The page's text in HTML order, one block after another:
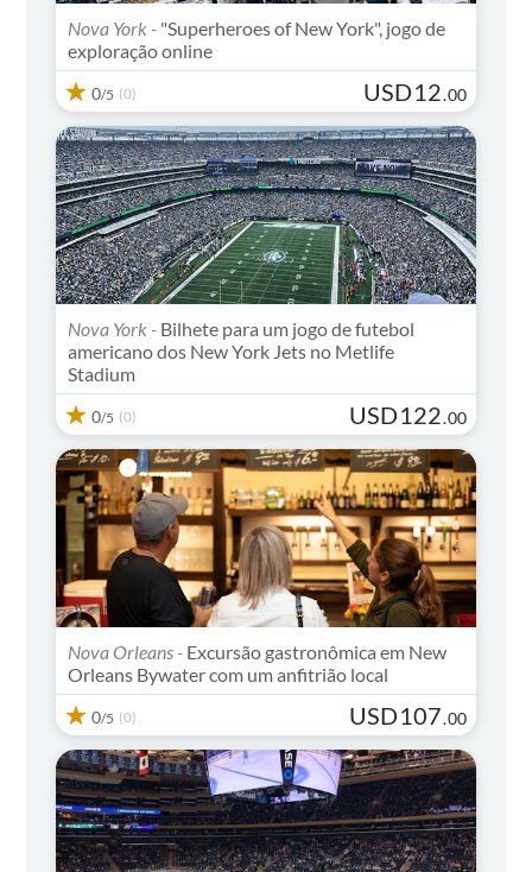
Nova York - "Superheroes of New York", jogo de
exploração online
0/5 (0) USD12.00
Nova York - Bilhete para um jogo de futebol
americano dos New York Jets no Metlife
Stadium
0/5 (0) USD122.00
Nova Orleans - Excursão gastronômica em New
Orleans Bywater com um anfitrião local
0/5 (0) USD107.00